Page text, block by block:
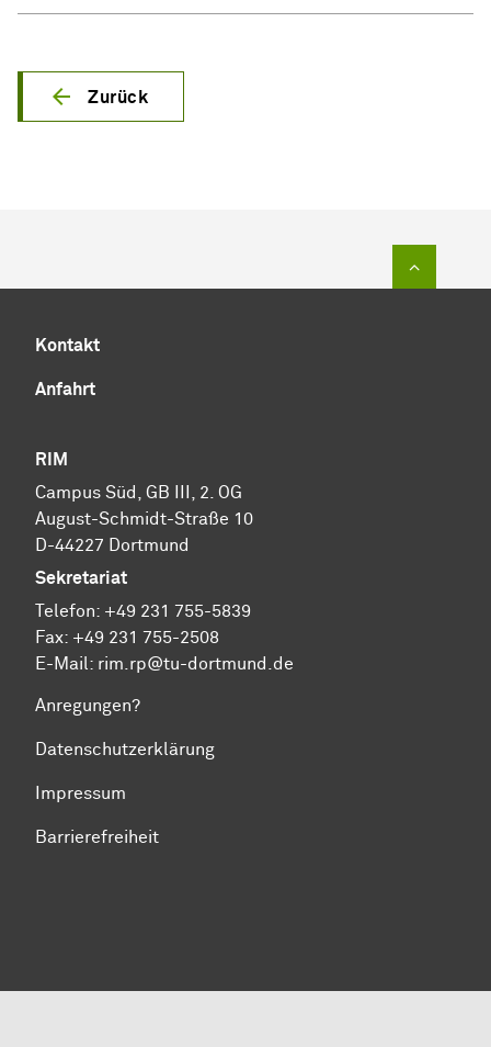
Zurück
Kontakt
Anfahrt
RIM
Cam­pus Süd, GB III, 2. OG
August-Schmidt-Straße 10
D-44227 Dort­mund
Sekretariat
Telefon: +49 231 755-5839
Fax: +49 231 755-2508
E-Mail: rim.rp@tu-dortmund.de
Anregungen?
Datenschutzerklärung
Impressum
Barrierefreiheit